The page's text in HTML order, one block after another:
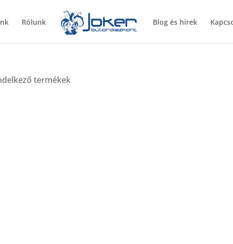
Rólunk Blog és hírek
termékek